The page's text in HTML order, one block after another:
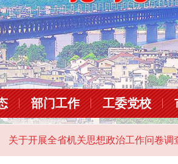
部门工作 工委党校
于开展全省机关思想政治工作问卷调查的